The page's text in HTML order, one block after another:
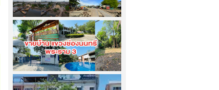
ขายที่ดินริมแม่น้ำเจ้าพระยา 11 ไร่ 2 งาน
95 ตรว....
เข้าชม4202 ครั้ง
ขายบ้าน 2 หลังติด ขนาด 2 ไร่ กับ 3 ไร่
แขวงช่องนนทรี...